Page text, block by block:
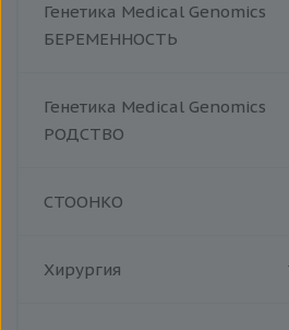
Генетика Medical Genomics
БЕРЕМЕННОСТЬ
Генетика Medical Genomics
РОДСТВО
СТООНКО
Хирургия